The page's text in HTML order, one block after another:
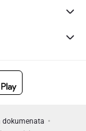
dokumenata